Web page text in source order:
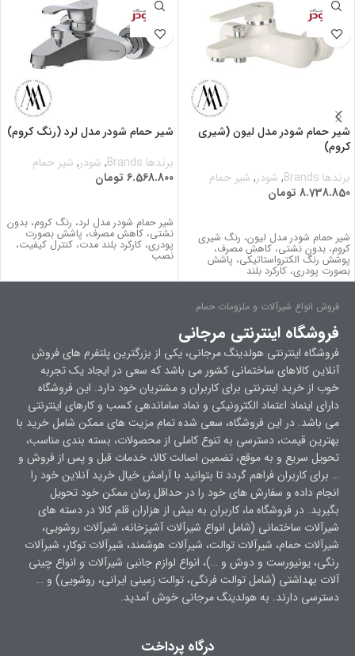
شیر حمام شودر مدل لیون (شیری
کروم)
برندها Brands
, شودر, شیر حمام
8.738.850 تومان
شیر حمام شودر مدل لیون، رنگ شیری
کروم، بدون نشتي، کاهش مصرف،
پوشش رنگ الکترواستاتیکی، پاشش
بصورت پودری، کارکرد بلند
شیر حمام شودر مدل لرد (رنگ کروم)
برندها Brands
, شودر, شیر حمام
6.568.800 تومان
شیر حمام شودر مدل لرد، رنگ کروم، بدون
نشتي، کاهش مصرف، پاشش بصورت
پودری، کارکرد بلند مدت، كنترل كيفيت،
نصب
فروش انواع شیرآلات و ملزومات حمام
فروشگاه اینترنتی مرجانی
فروشگاه اینترنتی هولدینگ مرجانی، یکی از بزرگترین پلتفرم های فروش
آنلاین کالاهای ساختمانی کشور می باشد که سعی در ایجاد یک تجربه
خوب از خرید اینترنتی برای کاربران و مشتریان خود دارد. این فروشگاه
دارای اینماد اعتماد الکترونیکی و نماد ساماندهی کسب و کارهای اینترنتی
می باشد. در این فروشگاه، سعی شده تمام مزیت های ممکن شامل خرید با
بهترین قیمت، دسترسی به تنوع کاملی از محصولات، بسته بندی مناسب،
تحویل سریع و به موقع، تضمین اصالت کالا، خدمات قبل و پس از فروش و
… برای کاربران فراهم گردد تا بتوانید با آرامش خیال خرید آنلاین خود را
انجام داده و سفارش های خود را در حداقل زمان ممکن خود تحویل
بگیرید. در فروشگاه ما، کاربران به بیش از هزاران قلم کالا در دسته های
شیرآلات ساختمانی (شامل انواع شیرآلات آشپزخانه، شیرآلات روشویی،
شیرآلات حمام، شیرآلات توالت، شیرآلات هوشمند، شیرآلات توکار، شیرآلات
رنگی، یونیورست و دوش و …)، انواع لوازم جانبی شیرآلات و انواع چینی
آلات بهداشتی (شامل توالت فرنگی، توالت زمینی ایرانی، روشویی) و …
دسترسی دارند. به هولدینگ مرجانی خوش آمدید.
درگاه پرداخت